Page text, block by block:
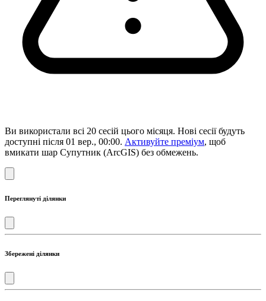
Ви використали всі 20 сесій цього місяця. Нові сесії будуть
доступні після 01 вер., 00:00. Активуйте преміум, щоб
вмикати шар Супутник (ArcGIS) без обмежень.
Переглянуті ділянки
Збережені ділянки